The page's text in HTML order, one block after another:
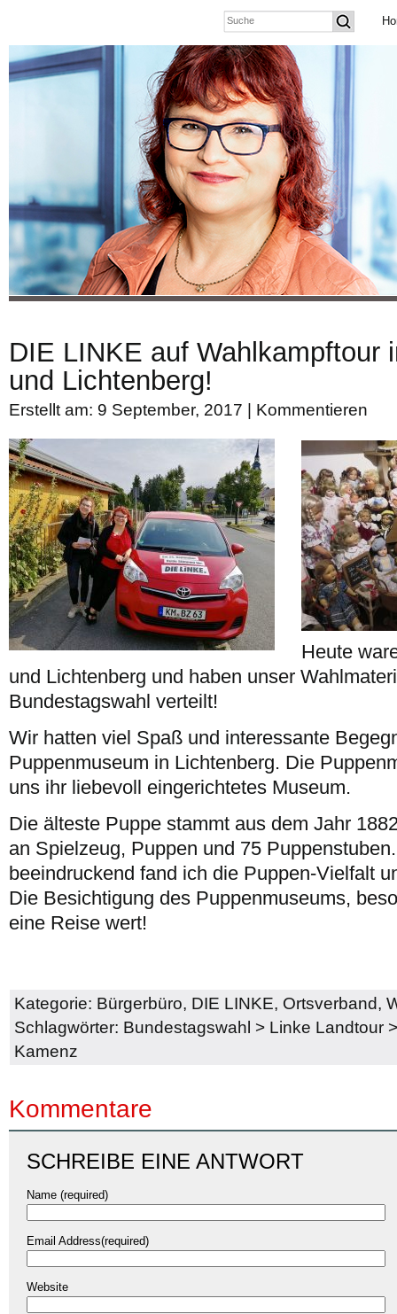
DIE LINKE auf Wahlkampftour
und Lichtenberg!
Erstellt am: 9 September, 2017 | Kommentieren
Heute
und Lichtenberg und haben unser
Bundestagswahl verteilt!
Wir hatten viel Spaß und interessante
Puppenmuseum in Lichtenberg. Die
uns ihr liebevoll eingerichtetes Museum.
Die älteste Puppe stammt aus dem Jahr
an Spielzeug, Puppen und 75
beeindruckend fand ich die Puppen-Vielfalt
Die Besichtigung des Puppenmuseums,
eine Reise wert!
Kategorie: Bürgerbüro, DIE LINKE, Ortsverband,
Schlagwörter: Bundestagswahl > Linke Landtour
Kamenz
Kommentare
SCHREIBE EINE ANTWORT
Name (required)
Email Address(required)
Website